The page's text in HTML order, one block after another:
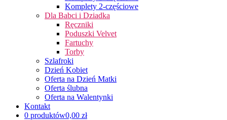
Komplety 2-częściowe
Dla Babci i Dziadka
Ręczniki
Poduszki Velvet
Fartuchy
Torby
Szlafroki
Dzień Kobiet
Oferta na Dzień Matki
Oferta ślubna
Oferta na Walentynki
Kontakt
0 produktów0,00 zł